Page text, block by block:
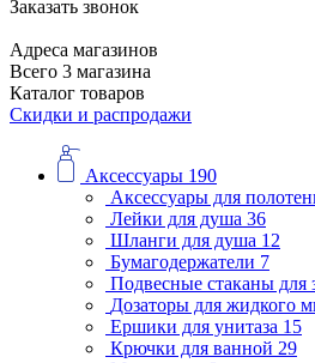
Заказать звонок
Адреса магазинов
Всего 3 магазина
Каталог товаров
Скидки и распродажи
Аксессуары 190
Аксессуары для
Лейки для душа 36
Шланги для душа 12
Бумагодержатели 7
Подвесные стаканы для
Дозаторы для жидкого
Ершики для унитаза 15
Крючки для ванной 29